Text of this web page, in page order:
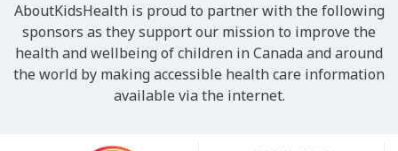
AboutKidsHealth is proud to partner with the following
sponsors as they support our mission to improve the
health and wellbeing of children in Canada and around
the world by making accessible health care information
available via the internet.